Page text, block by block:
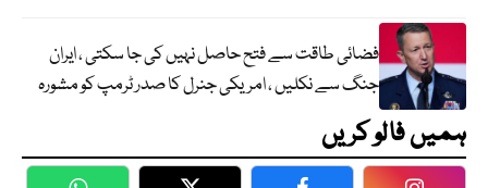
فضائی طاقت سے فتح حاصل نہیں کی جا سکتی ، ایران
جنگ سے نکلیں ، امریکی جنرل کا صدر ٹرمپ کو مشورہ
ہمیں فالو کریں